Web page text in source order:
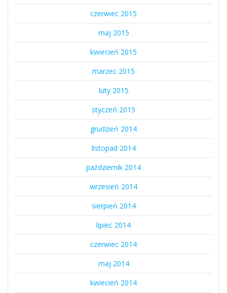
czerwiec 2015
maj 2015
kwiecień 2015
marzec 2015
luty 2015
styczeń 2015
grudzień 2014
listopad 2014
październik 2014
wrzesień 2014
sierpień 2014
lipiec 2014
czerwiec 2014
maj 2014
kwiecień 2014